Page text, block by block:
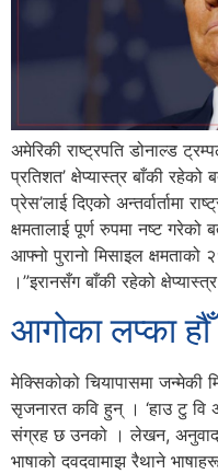
अमेरिकी राष्ट्रपति डोनाल्ड
प्रतिशत’ क्षेप्यास्त्र बाँकी
प्रेस’लाई दिएको अन्तर्वार्तामा
क्षमतालाई पूर्ण रुपमा नष्ट
आफ्नो पुरानो मिसाइल
।”इरानसँग बाँकी रहेको
आगोका लप्का हौँ
मेक्सिकोको चियापासमा जन्मेकी
सृजनारत कवि हुन् । ‘हाउ टु वि
संग्रह छ उनको । लेखन, अनुवाद
भाषाको दवदवामाझ रैथाने